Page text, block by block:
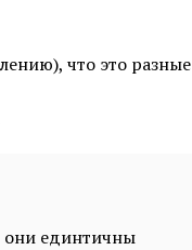
что это разные
они единтичны